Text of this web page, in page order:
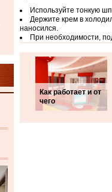
Используйте тонкую
Держите крем в
наносился.
При необходимости,
Как работает и от
чего